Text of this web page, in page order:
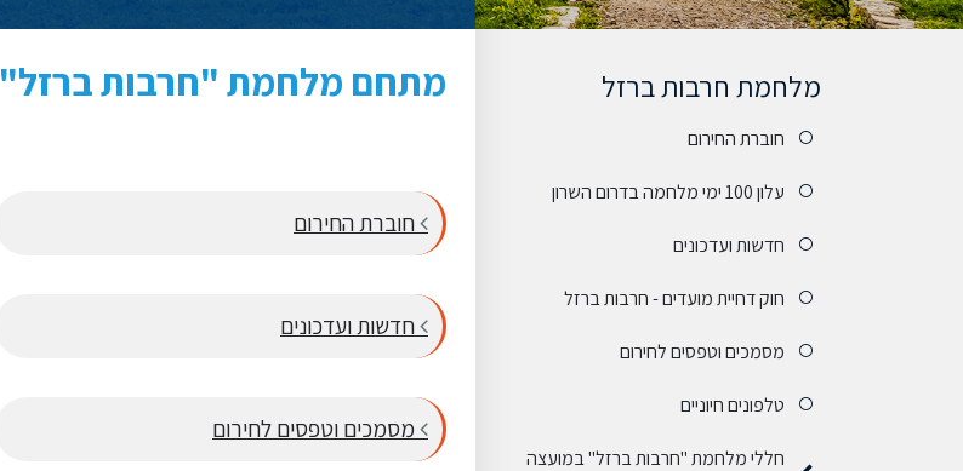
מלחמת חרבות ברזל
חוברת החירום
עלון 100 ימי מלחמה בדרום השרון
חדשות ועדכונים
חוק דחיית מועדים - חרבות ברזל
מסמכים וטפסים לחירום
טלפונים חיוניים
חללי מלחמת "חרבות ברזל" במועצה
מתחם מלחמת "חרבות ברזל"
חוברת החירום
חדשות ועדכונים
מסמכים וטפסים לחירום